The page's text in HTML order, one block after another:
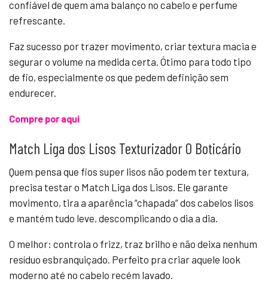
confiável de quem ama balanço no cabelo e perfume
refrescante.
Faz sucesso por trazer movimento, criar textura macia e
segurar o volume na medida certa. Ótimo para todo tipo
de fio, especialmente os que pedem definição sem
endurecer.
Compre por aqui
Match Liga dos Lisos Texturizador O Boticário
Quem pensa que fios super lisos não podem ter textura,
precisa testar o Match Liga dos Lisos. Ele garante
movimento, tira a aparência “chapada” dos cabelos lisos
e mantém tudo leve, descomplicando o dia a dia.
O melhor: controla o frizz, traz brilho e não deixa nenhum
resíduo esbranquiçado. Perfeito pra criar aquele look
moderno até no cabelo recém lavado.